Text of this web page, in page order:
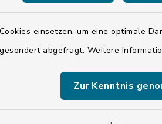
einsetzen, um eine optimale
abgefragt. Weitere
Zur Kenntnis
Uhr
Uhr